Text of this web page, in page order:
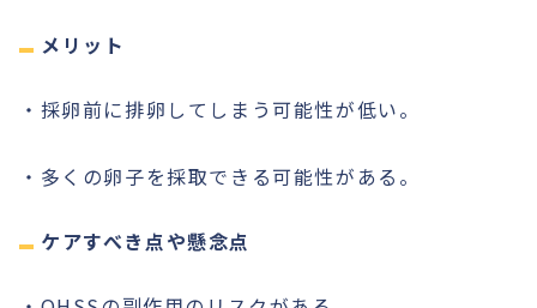
メリット
・採卵前に排卵してしまう可能性が低い。
・多くの卵子を採取できる可能性がある。
ケアすべき点や懸念点